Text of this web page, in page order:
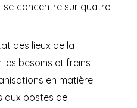
se concentre sur quatre
des lieux de la
besoins et freins
en matière
aux postes de